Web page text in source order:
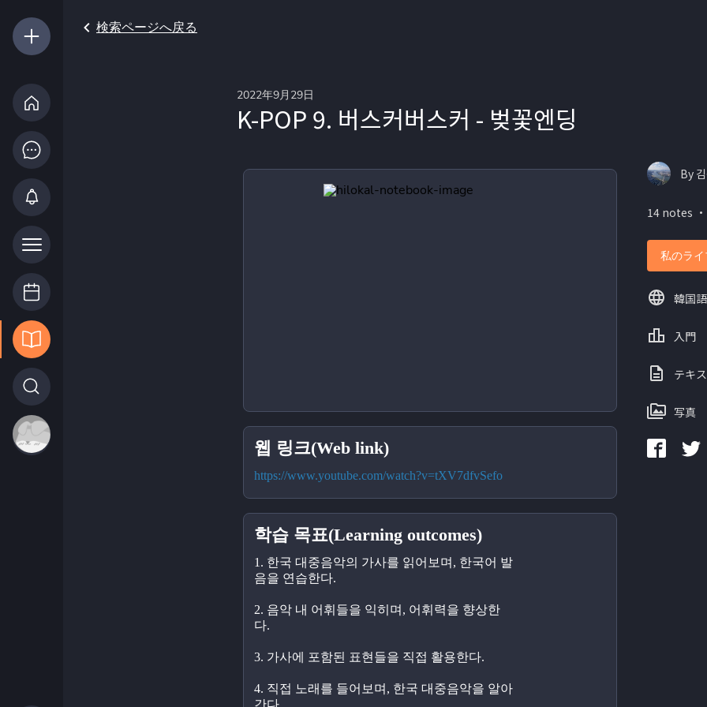
検索ページへ戻る
2022年9月29日
K-POP 9. 버스커버스커 - 벚꽃엔딩
웹 링크(Web link)
https://www.youtube.com/watch?v=tXV7dfvSefo
학습 목표(Learning outcomes)
1. 한국 대중음악의 가사를 읽어보며, 한국어 발
음을 연습한다.
2. 음악 내 어휘들을 익히며, 어휘력을 향상한
다.
3. 가사에 포함된 표현들을 직접 활용한다.
4. 직접 노래를 들어보며, 한국 대중음악을 알아
간다.
By
14 notes
私のラ
韓国語
入門
テキ
写真